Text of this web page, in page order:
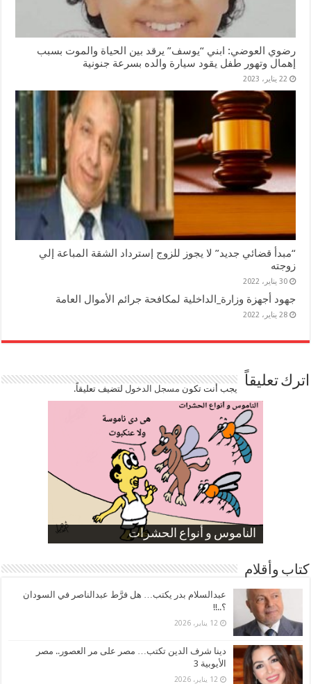
رضوي العوضي: ابني “يوسف” يرقد بين الحياة والموت بسبب
إهمال وتهور طفل يقود سيارة والده بسرعة جنونية
22 يناير، 2023
“مبدأ قضائي جديد” لا يجوز للزوج إسترداد الشقة المباعة إلي
زوجته
30 يناير، 2022
جهود أجهزة وزارة_الداخلية لمكافحة جرائم الأموال العامة
28 يناير، 2022
اترك تعليقاً يجب أنت تكون مسجل الدخوللتضيف تعليقاً.
الناموس و أنواع الحشرات
الموظفين بعد ارتفاع الأسعار
ارتفاع نسبة الطلاق في مصر
صورة كاركاتيرية
صورة كاركاتيرية
كتاب وأقلام
عبدالسلام بدر يكتب… هل فرَّط عبدالناصر في السودان
؟..!!
12 يناير، 2026
دينا شرف الدين تكتب… مصر على مر العصور.. مصر
الأيوبية 3
12 يناير، 2026